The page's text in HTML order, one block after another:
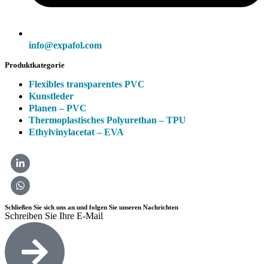
info@expafol.com
Produktkategorie
Flexibles transparentes PVC
Kunstleder
Planen – PVC
Thermoplastisches Polyurethan – TPU
Ethylvinylacetat – EVA
Schließen Sie sich uns an und folgen Sie unseren Nachrichten
Schreiben Sie Ihre E-Mail